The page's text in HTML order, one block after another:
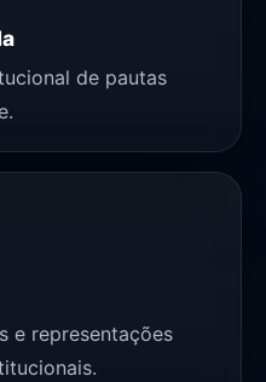
de pautas
e representações